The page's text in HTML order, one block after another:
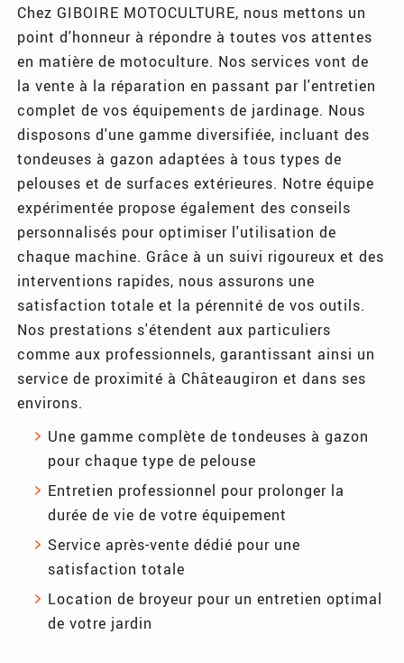
Chez GIBOIRE MOTOCULTURE, nous mettons un
point d'honneur à répondre à toutes vos attentes
en matière de motoculture. Nos services vont de
la vente à la réparation en passant par l'entretien
complet de vos équipements de jardinage. Nous
disposons d'une gamme diversifiée, incluant des
tondeuses à gazon adaptées à tous types de
pelouses et de surfaces extérieures. Notre équipe
expérimentée propose également des conseils
personnalisés pour optimiser l'utilisation de
chaque machine. Grâce à un suivi rigoureux et des
interventions rapides, nous assurons une
satisfaction totale et la pérennité de vos outils.
Nos prestations s'étendent aux particuliers
comme aux professionnels, garantissant ainsi un
service de proximité à Châteaugiron et dans ses
environs.
Une gamme complète de tondeuses à gazon
pour chaque type de pelouse
Entretien professionnel pour prolonger la
durée de vie de votre équipement
Service après-vente dédié pour une
satisfaction totale
Location de broyeur pour un entretien optimal
de votre jardin